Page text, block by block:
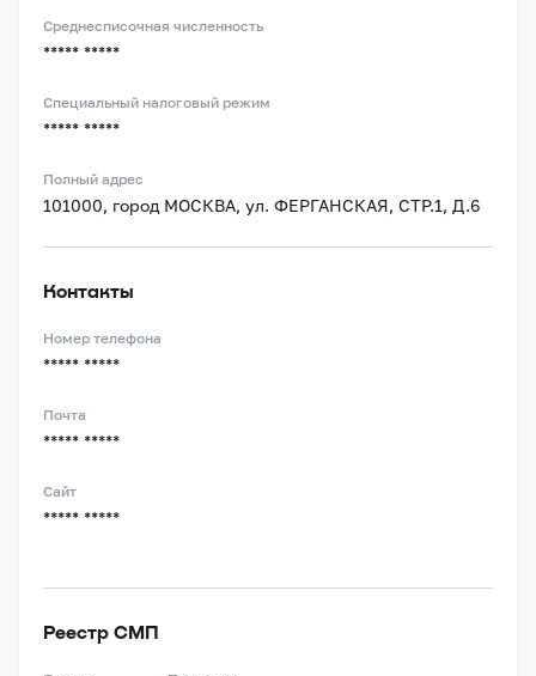
Среднесписочная численность
***** *****
Специальный налоговый режим
***** *****
Полный адрес
101000, город МОСКВА, ул. ФЕРГАНСКАЯ, СТР.1, Д.6
Контакты
Номер телефона
***** *****
Почта
***** *****
Сайт
***** *****
Реестр СМП